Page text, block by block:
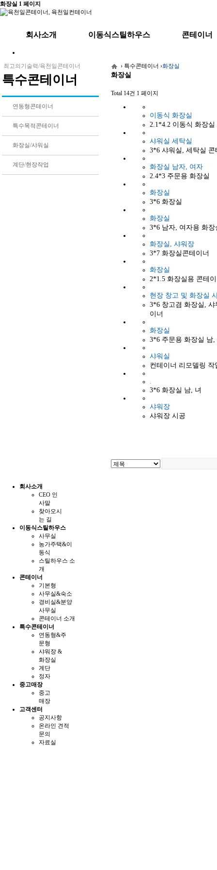
화장실 1 페이지
회사소개 이동식스틸하우스 콘테이너
찾아오시는길 사무실/분양사무실/휴게실
기숙사/경비실
스틸하우스 소개
최고의기술력/육천일콘테이너
특수콘테이너
연동형콘테이너
특수목적콘테이너
화장실/샤워실
계단/현장작업
› 특수콘테이너 ›화장실
화장실
Total 14건 1 페이지
이동식 화장실
2.1*4.2 이동식 화장실
샤워실 세탁실
3*6 샤워실, 세탁실 콘
화장실 남자, 여자
2.4*3 주문용 화장실
화장실
3*6 화장실
화장실
3*6 남자, 여자용 화장
화장실, 샤워장
3*7 화장실콘테이너
화장실
2*1.5 화장실용 콘테
현장 창고 및 화장실
3*6 창고겸 화장실, 샤
이너
화장실
3*6 주문용 화장실 남,
샤워실
컨테이너 리모델링 작
3*6 화장실 남, 녀
샤워장
샤워장 시공
회사소개
CEO 인
사말
찾아오시
는 길
이동식스틸하우스
사무실
농가주택&이
동식
스틸하우스 소
개
콘테이너
기본형
사무실&숙소
경비실&분양
사무실
콘테이너 소개
특수콘테이너
연동형&주
문형
샤워장 &
화장실
계단
정자
중고매장
중고
매장
고객센터
공지사항
온라인 견적
문의
자료실